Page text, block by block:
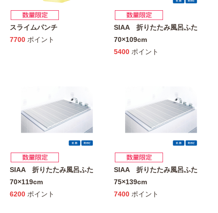
スライムパンチ
7700 ポイント
SIAA 折りたたみ風呂ふた
70×109cm
5400 ポイント
SIAA 折りたたみ風呂ふた
70×119cm
6200 ポイント
SIAA 折りたたみ風呂ふた
75×139cm
7400 ポイント